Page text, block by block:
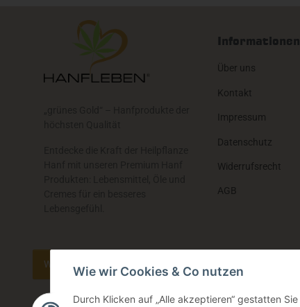
Wie wir Cookies & Co nutzen
Durch Klicken auf „Alle akzeptieren“ gestatten
Informationen
Über uns
Kontakt
Impressum
Datenschutz
Widerrufsrecht
AGB
Widerrufsbutton